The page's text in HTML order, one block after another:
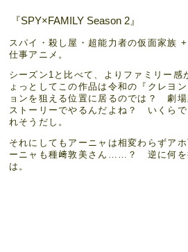
『SPY×FAMILY Season 2』
スパイ・殺し屋・超能力者の仮面家族
仕事アニメ。
シーズン1と比べて、よりファミリー感
ょっとしてこの作品は令和の『クレヨ
ョンを狙える位置に居るのでは？ 劇
ストーリーでやるんだよね？ いくら
れそうだし。
それにしてもアーニャは相変わらずア
ーニャも種﨑敦美さん……？ 逆に何を
は。